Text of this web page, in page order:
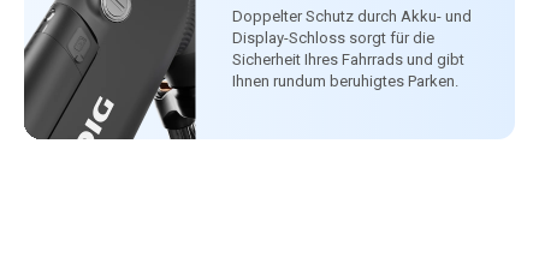
Doppelter Schutz durch Akku- und
Display-Schloss sorgt für die
Sicherheit Ihres Fahrrads und gibt
Ihnen rundum beruhigtes Parken.